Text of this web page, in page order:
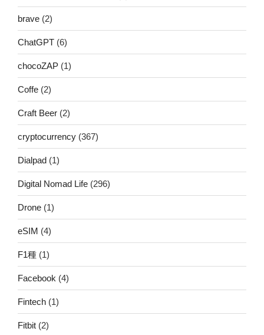
brave (2)
ChatGPT (6)
chocoZAP (1)
Coffe (2)
Craft Beer (2)
cryptocurrency (367)
Dialpad (1)
Digital Nomad Life (296)
Drone (1)
eSIM (4)
F1種 (1)
Facebook (4)
Fintech (1)
Fitbit (2)